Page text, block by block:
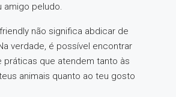
amigo peludo.
não significa abdicar de
verdade, é possível encontrar
práticas que atendem tanto às
animais quanto ao teu gosto